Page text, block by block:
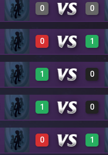
0 0
0 A19
0 1
0 A19
1 0
1 A19
1 0
1 A19
0 1